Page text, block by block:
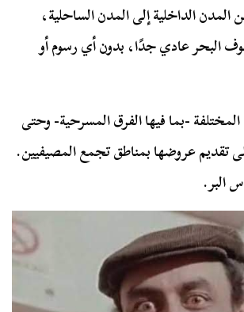
المدن الداخلية إلى المدن الساحلية،
البحر عادي جدًا، بدون أي رسوم أو
-بما فيها الفرق المسرحية- وحتى
تقديم عروضها بمناطق تجمع المصيفيين.
البر.